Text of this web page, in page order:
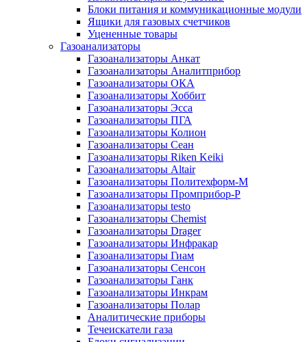
Блоки питания и коммуникационные модули
Ящики для газовых счетчиков
Уцененные товары
Газоанализаторы
Газоанализаторы Анкат
Газоанализаторы Аналитприбор
Газоанализаторы ОКА
Газоанализаторы Хоббит
Газоанализаторы Эсса
Газоанализаторы ПГА
Газоанализаторы Колион
Газоанализаторы Сеан
Газоанализаторы Riken Keiki
Газоанализаторы Altair
Газоанализаторы Политехформ-М
Газоанализаторы Промприбор-Р
Газоанализаторы testo
Газоанализаторы Chemist
Газоанализаторы Drager
Газоанализаторы Инфракар
Газоанализаторы Гиам
Газоанализаторы Сенсон
Газоанализаторы Ганк
Газоанализаторы Инкрам
Газоанализаторы Полар
Аналитические приборы
Течеискатели газа